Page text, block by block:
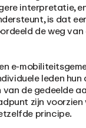
interpretatie,
is dat
de weg
e-
leden hun
de gedeelde
zijn
principe.